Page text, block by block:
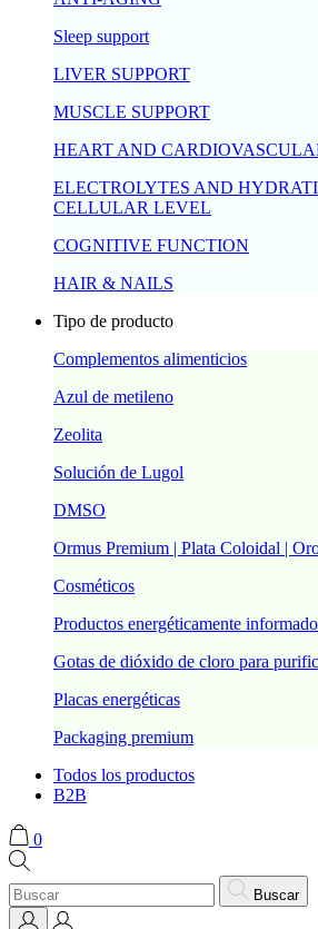
Sleep support
LIVER SUPPORT
MUSCLE SUPPORT
HEART AND
ELECTROLYTES AND
CELLULAR LEVEL
COGNITIVE FUNCTION
HAIR & NAILS
Tipo de producto
Complementos alimenticios
Azul de metileno
Zeolita
Solución de Lugol
DMSO
Ormus Premium | Plata Coloidal |
Cosméticos
Productos energéticamente
Gotas de dióxido de cloro para
Placas energéticas
Packaging premium
Todos los productos
B2B
0
Buscar